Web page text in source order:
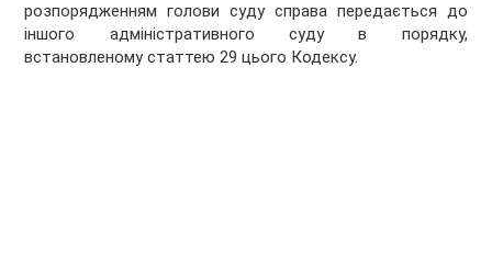
розпорядженням голови суду справа передається до
іншого адміністративного суду в порядку,
встановленому статтею 29 цього Кодексу.